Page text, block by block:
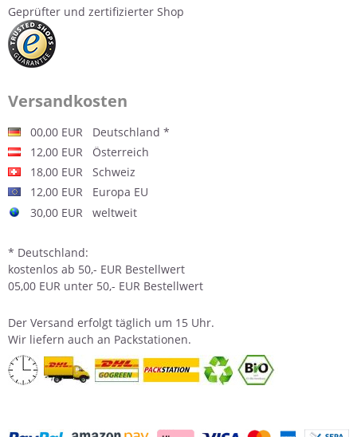
Geprüfter und zertifizierter Shop
Versandkosten
00,00 EUR Deutschland *
12,00 EUR Österreich
18,00 EUR Schweiz
12,00 EUR Europa EU
30,00 EUR weltweit
* Deutschland:
kostenlos ab 50,- EUR Bestellwert
05,00 EUR unter 50,- EUR Bestellwert
Der Versand erfolgt täglich um 15 Uhr.
Wir liefern auch an Packstationen.